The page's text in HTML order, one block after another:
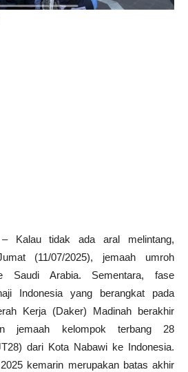
Kalau tidak ada aral melintang,
(11/07/2025), jemaah umroh
Saudi Arabia. Sementara, fase
Indonesia yang berangkat pada
Kerja (Daker) Madinah berakhir
jemaah kelompok terbang 28
dari Kota Nabawi ke Indonesia.
kemarin merupakan batas akhir